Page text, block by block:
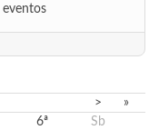
>
»
6ª
Sb